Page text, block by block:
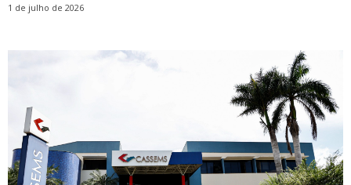
1 de julho de 2026